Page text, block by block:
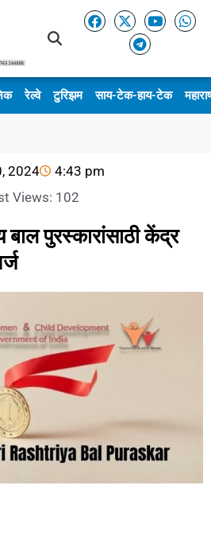
रेल्वे टुरिझम साय-टेक-हाय-टेक
2024
4:43 pm
Views: 102
बाल पुरस्कारांसाठी केंद्र